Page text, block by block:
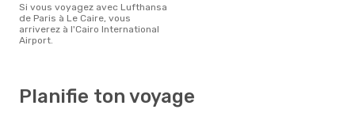
Si vous voyagez avec Lufthansa
de Paris à Le Caire, vous
arriverez à l'Cairo International
Airport.
Planifie ton voyage